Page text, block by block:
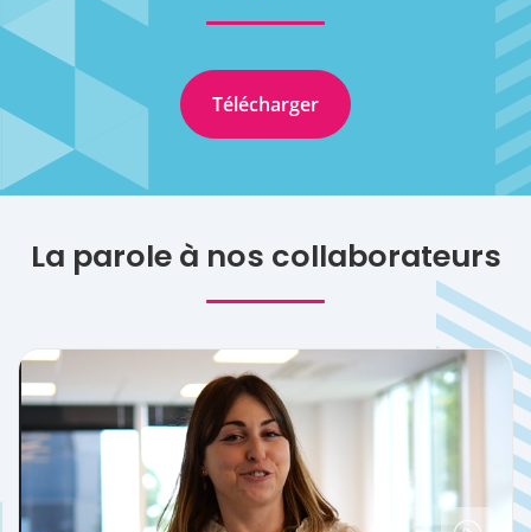
Télécharger
La parole à nos collaborateurs